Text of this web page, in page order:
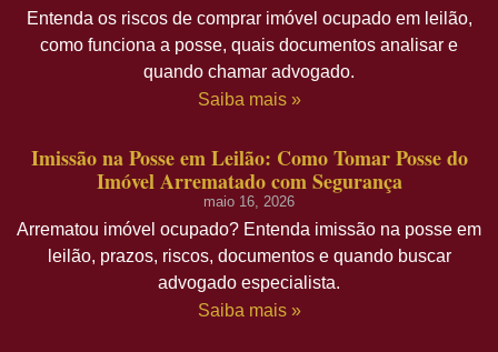
Entenda os riscos de comprar imóvel ocupado em leilão,
como funciona a posse, quais documentos analisar e
quando chamar advogado.
Saiba mais »
Imissão na Posse em Leilão: Como Tomar Posse do
Imóvel Arrematado com Segurança
maio 16, 2026
Arrematou imóvel ocupado? Entenda imissão na posse em
leilão, prazos, riscos, documentos e quando buscar
advogado especialista.
Saiba mais »